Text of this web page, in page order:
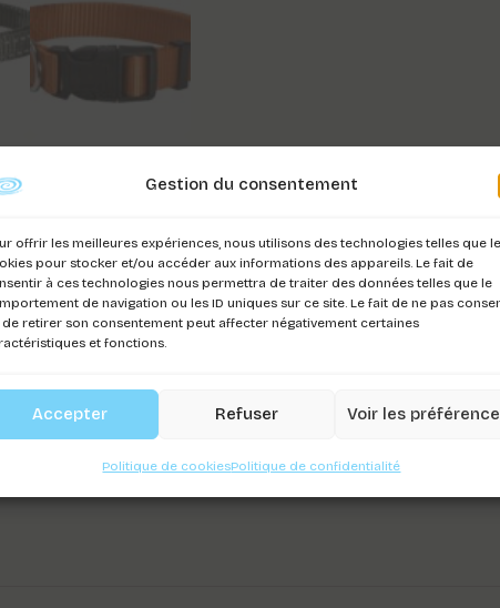
Gestion du consentement
offrir les meilleures expériences, nous utilisons des technologies telles que
pour stocker et/ou accéder aux informations des appareils. Le fait de
à ces technologies nous permettra de traiter des données telles que le
de navigation ou les ID uniques sur ce site. Le fait de ne pas
de retirer son consentement peut affecter négativement certaines
et fonctions.
Accepter Refuser Voir les
Politique de cookiesPolitique de confidentialité